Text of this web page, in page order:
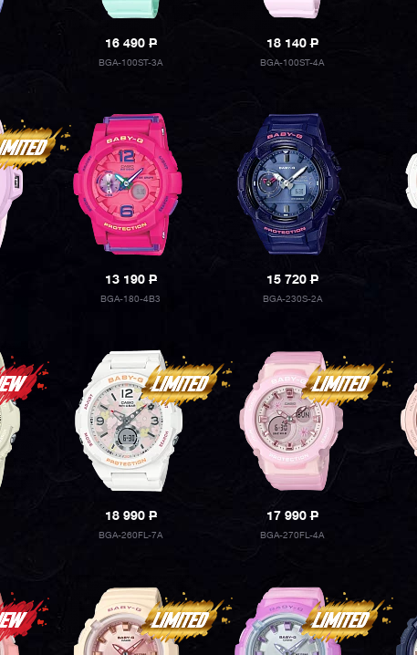
16 490 P
BGA-100ST-3A
18 140P
BGA-100ST-4A
13 190 P
BGA-180-4B3
15 720P
BGA-230S-2A
18 990 P
BGA-260FL-7A
17 990P
BGA-270FL-4A